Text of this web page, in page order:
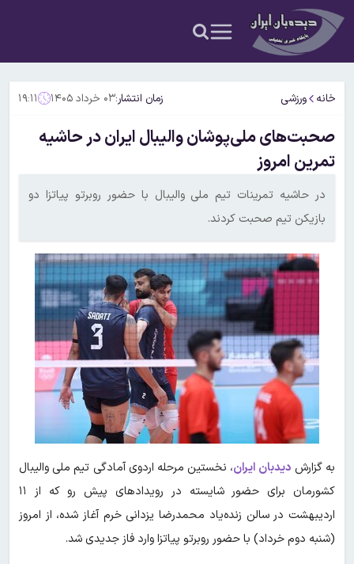
خانه ورزشی زمان انتشار:۰۳ خرداد ۱۴۰۵ ۱۹:۱۱
صحبت‌های ملی‌پوشان والیبال ایران در حاشیه
تمرین امروز
در حاشیه تمرینات تیم ملی والیبال با حضور روبرتو پیاتزا دو
بازیکن تیم صحبت کردند.
به گزارش دیدبان ایران، نخستین مرحله اردوی آمادگی تیم ملی والیبال
کشورمان برای حضور شایسته در رویدادهای پیش رو که از ۱۱
اردیبهشت در سالن زنده‌یاد محمدرضا یزدانی خرم آغاز شده، از امروز
(شنبه دوم خرداد) با حضور روبرتو پیاتزا وارد فاز جدیدی شد.